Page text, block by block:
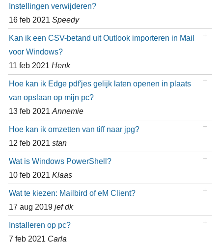
Instellingen verwijderen?
16 feb 2021 Speedy
Kan ik een CSV-betand uit Outlook importeren in Mail
voor Windows?
11 feb 2021 Henk
Hoe kan ik Edge pdf'jes gelijk laten openen in plaats
van opslaan op mijn pc?
13 feb 2021 Annemie
Hoe kan ik omzetten van tiff naar jpg?
12 feb 2021 stan
Wat is Windows PowerShell?
10 feb 2021 Klaas
Wat te kiezen: Mailbird of eM Client?
17 aug 2019 jef dk
Installeren op pc?
7 feb 2021 Carla